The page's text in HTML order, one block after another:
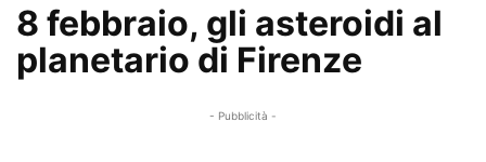
8 febbraio, gli asteroidi al
planetario di Firenze
- Pubblicità -